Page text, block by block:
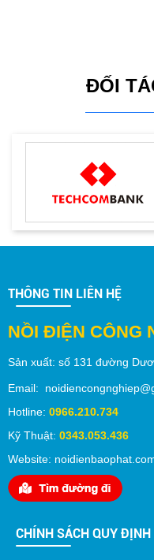
ĐỐI
THÔNG TIN LIÊN HỆ
NỒI ĐIỆN CÔNG
Sản xuất: số 131 đường
Email:
Hotline: 0966.210.734
Kỹ Thuật: 0343.053.436
Website:
CHÍNH SÁCH QUY ĐỊNH